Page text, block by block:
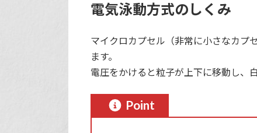
電気泳動方式のしくみ
マイクロカプセル（非常に小さなカプ
ます。
電圧をかけると粒子が上下に移動し、
Point